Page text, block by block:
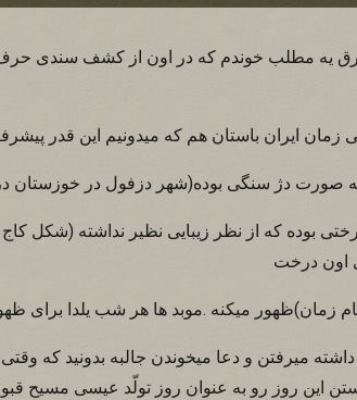
يه مطلب خوندم که در اون از کشف سندی حرف
زمان ايران باستان هم که ميدونيم اين قدر
صورت دژ سنگی بوده(شهر دزفول در خوزستان در
بوده که از نظر زيبايی نظير نداشته (شکل
اون درخت
زمان)ظهور ميکنه .موبد ها هر شب يلدا برای
ميرفتن و دعا ميخوندن جالبه بدونيد که
اين روز رو به عنوان روز تولّد عيسی مسيح